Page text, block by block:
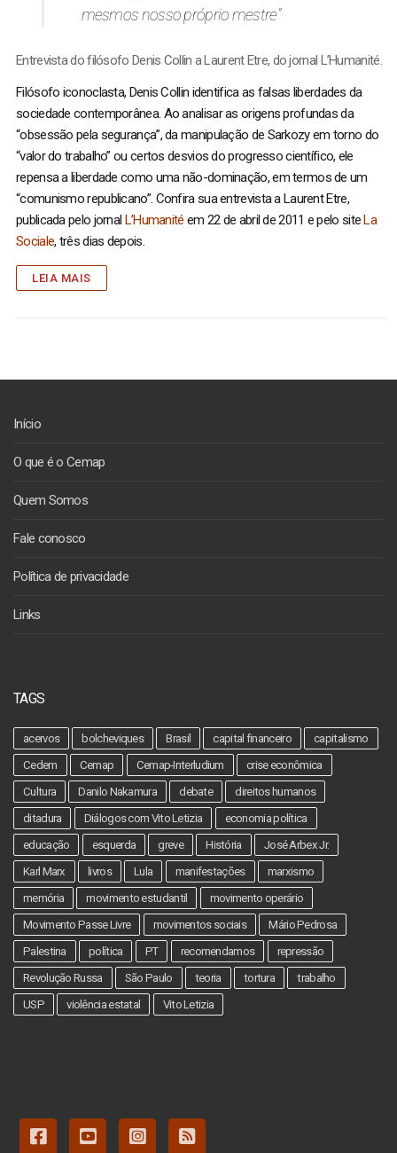
mesmos nosso próprio mestre”
Entrevista do filósofo Denis Collin a Laurent Etre, do jornal L’Humanité.
Filósofo iconoclasta, Denis Collin identifica as falsas liberdades da
sociedade contemporânea. Ao analisar as origens profundas da
“obsessão pela segurança”, da manipulação de Sarkozy em torno do
“valor do trabalho” ou certos desvios do progresso científico, ele
repensa a liberdade como uma não-dominação, em termos de um
“comunismo republicano”. Confira sua entrevista a Laurent Etre,
publicada pelo jornal L’Humanité em 22 de abril de 2011 e pelo siteLa
Sociale, três dias depois.
LEIA MAIS
Início
O que é o Cemap
Quem Somos
Fale conosco
Política de privacidade
Links
TAGS
acervos bolcheviques Brasil capital financeiro
capitalismo
Cedem
Cemap Cemap-Interludium
crise econômica
Cultura
Danilo Nakamura debate
direitos humanos
ditadura
Diálogos com Vito Letizia
economia política
educação
esquerda greve História
José Arbex Jr.
Karl Marx
livros Lula manifestações
marxismo
memória
movimento estudantil
movimento operário
Movimento Passe Livre
movimentos sociais
Mário Pedrosa
Palestina
política PT recomendamos
repressão
Revolução Russa
São Paulo teoria tortura
trabalho
USP
violência estatal Vito Letizia